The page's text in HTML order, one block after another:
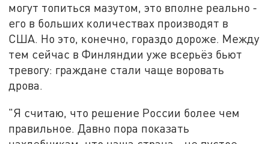
могут топиться мазутом, это вполне реально -
его в больших количествах производят в
США. Но это, конечно, гораздо дороже. Между
тем сейчас в Финляндии уже всерьёз бьют
тревогу: граждане стали чаще воровать
дрова.
"Я считаю, что решение России более чем
правильное. Давно пора показать